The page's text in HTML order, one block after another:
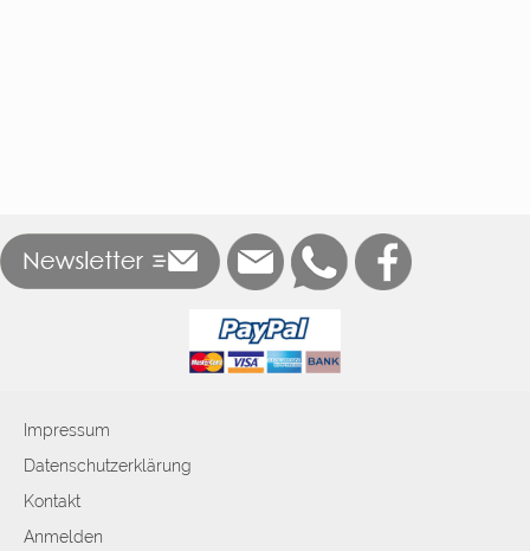
Impressum
Datenschutzerklärung
Kontakt
Anmelden